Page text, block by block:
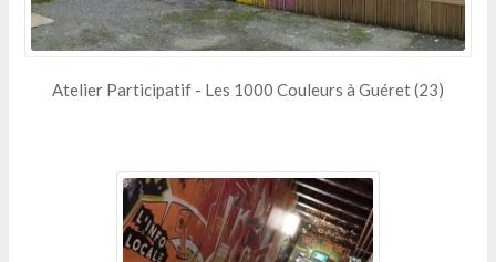
Atelier Participatif - Les 1000 Couleurs à Guéret (23)